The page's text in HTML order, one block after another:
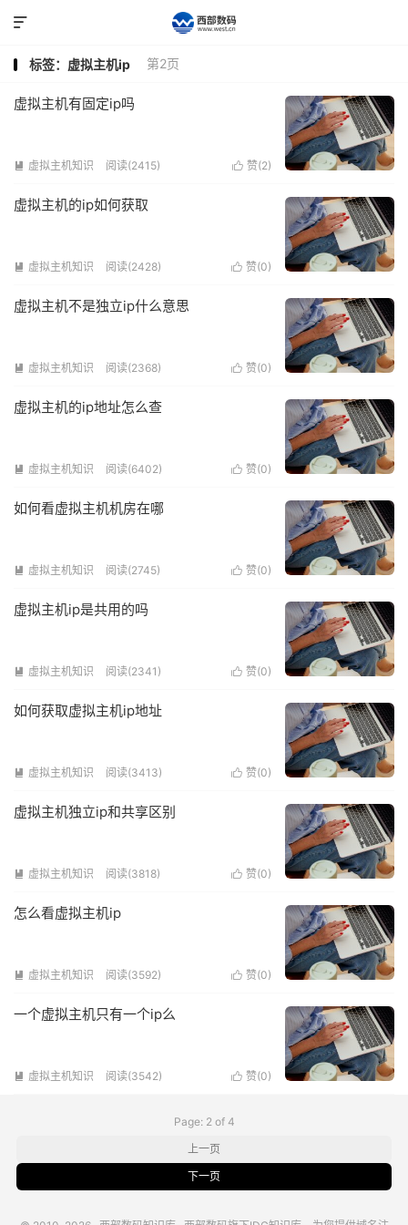

标签：虚拟主机ip 第2页
虚拟主机有固定ip吗
 虚拟主机知识 阅读(2415)  赞(2)
虚拟主机的ip如何获取
 虚拟主机知识 阅读(2428)  赞(0)
虚拟主机不是独立ip什么意思
 虚拟主机知识 阅读(2368)  赞(0)
虚拟主机的ip地址怎么查
 虚拟主机知识 阅读(6402)  赞(0)
如何看虚拟主机机房在哪
 虚拟主机知识 阅读(2745)  赞(0)
虚拟主机ip是共用的吗
 虚拟主机知识 阅读(2341)  赞(0)
如何获取虚拟主机ip地址
 虚拟主机知识 阅读(3413)  赞(0)
虚拟主机独立ip和共享区别
 虚拟主机知识 阅读(3818)  赞(0)
怎么看虚拟主机ip
 虚拟主机知识 阅读(3592)  赞(0)
一个虚拟主机只有一个ip么
 虚拟主机知识 阅读(3542)  赞(0)
Page: 2 of 4
上一页
下一页